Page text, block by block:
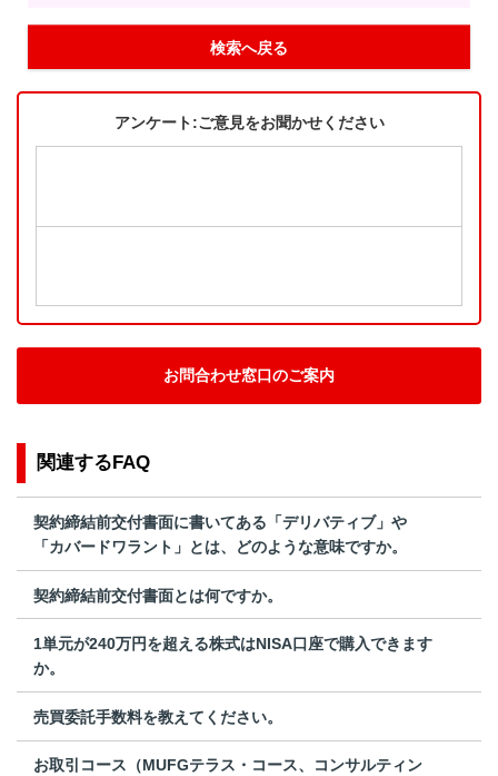
検索へ戻る
アンケート:ご意見をお聞かせください
お問合わせ窓口のご案内
関連するFAQ
契約締結前交付書面に書いてある「デリバティブ」や
「カバードワラント」とは、どのような意味ですか。
契約締結前交付書面とは何ですか。
1単元が240万円を超える株式はNISA口座で購入できます
か。
売買委託手数料を教えてください。
お取引コース（MUFGテラス・コース、コンサルティン